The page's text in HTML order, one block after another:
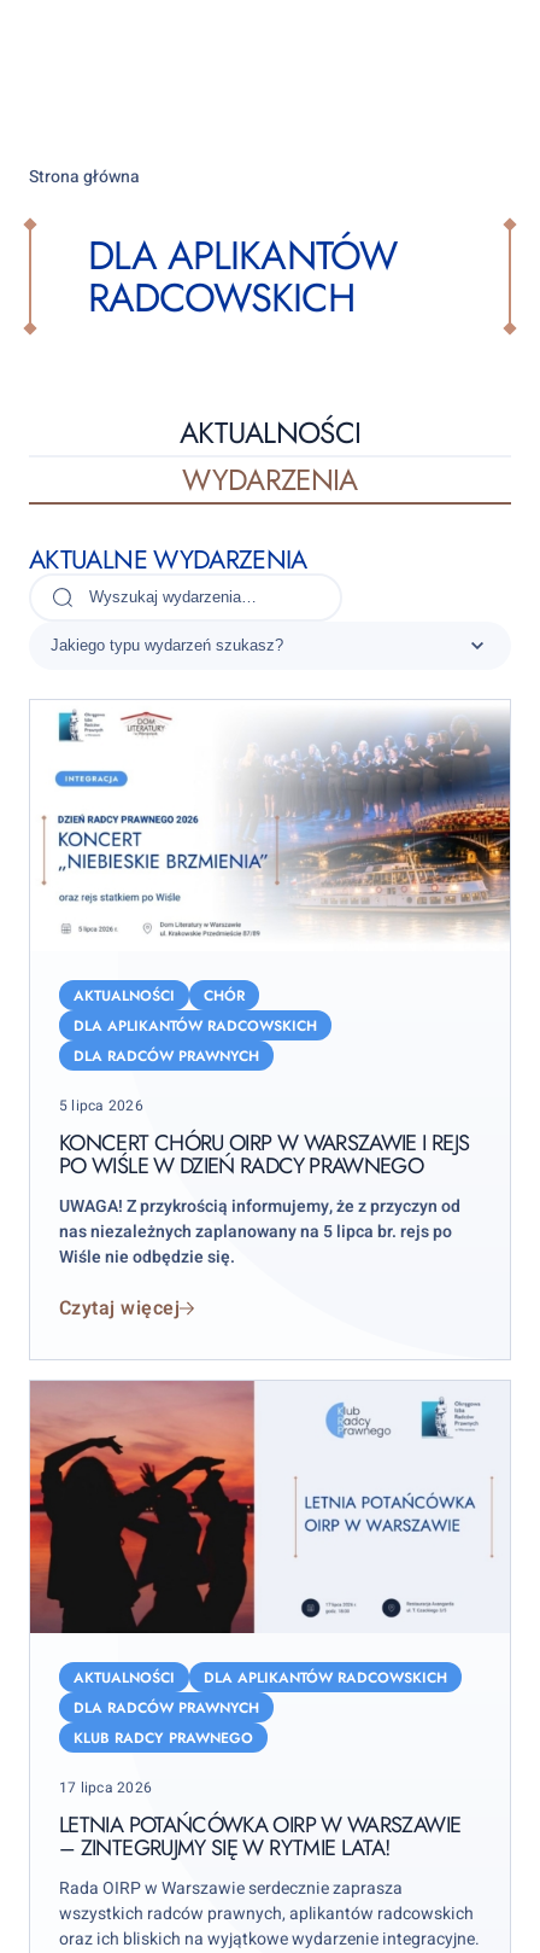
Strona główna
DLA APLIKANTÓW
RADCOWSKICH
AKTUALNOŚCI
WYDARZENIA
AKTUALNE WYDARZENIA
Chóru
OIRP
Warszawie
Wiśle
Dzień
Prawnego
AKTUALNOŚCI
CHÓR
DLA APLIKANTÓW RADCOWSKICH
DLA RADCÓW PRAWNYCH
Posted
5 lipca 2026
KONCERT CHÓRU OIRP W WARSZAWIE I REJS
PO WIŚLE W DZIEŃ RADCY PRAWNEGO
UWAGA! Z przykrością informujemy, że z przyczyn od
nas niezależnych zaplanowany na 5 lipca br. rejs po
Wiśle nie odbędzie się.
Czytaj więcej
Potańcówka
OIRP
Warszawie
zintegrujmy
rytmie
lata!
AKTUALNOŚCI
DLA APLIKANTÓW RADCOWSKICH
DLA RADCÓW PRAWNYCH
KLUB RADCY PRAWNEGO
Posted
17 lipca 2026
LETNIA POTAŃCÓWKA OIRP W WARSZAWIE
– ZINTEGRUJMY SIĘ W RYTMIE LATA!
Rada OIRP w Warszawie serdecznie zaprasza
wszystkich radców prawnych, aplikantów radcowskich
oraz ich bliskich na wyjątkowe wydarzenie integracyjne.